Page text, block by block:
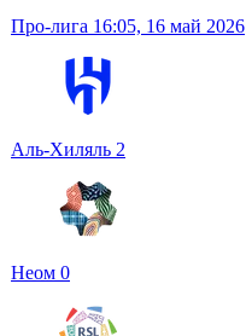
Про-лига 16:05, 16 май 2026
Аль-Хиляль 2
Неом 0